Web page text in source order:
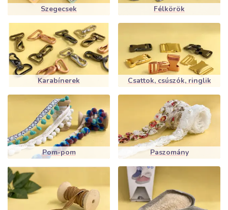
Szegecsek Félkörök
Karabínerek Csattok, csúszók, ringlik
Pom-pom Paszomány